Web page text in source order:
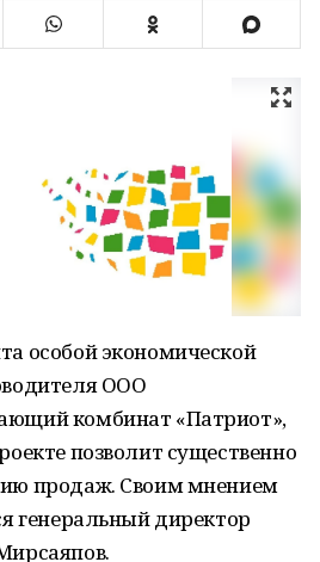
особой экономической
ООО
комбинат «Патриот»,
позволит существенно
продаж. Своим мнением
генеральный директор